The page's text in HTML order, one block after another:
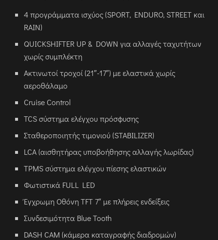
4 προγράμματα ισχύος (SPORT, ENDURO, STREET και
RAIN)
QUICKSHIFTER UP & DOWN για αλλαγές ταχυτήτων
χωρίς συμπλέκτη
Ακτινωτοί τροχοί (21″-17″) με ελαστικά χωρίς
αεροθάλαμο
Cruise Control
TCS σύστημα ελέγχου πρόσφυσης
Σταθεροποιητής τιμονιού (STABILIZER)
LCA (αισθητήρας υποβοήθησης αλλαγής λωρίδας)
TPMS σύστημα ελέγχου πίεσης ελαστικών
Φωτιστικά FULL LED
Έγχρωμη Οθόνη TFT 7″ με πλήρεις ενδείξεις
Συνδεσιμότητα Blue Tooth
DASH CAM (κάμερα καταγραφής διαδρομών)